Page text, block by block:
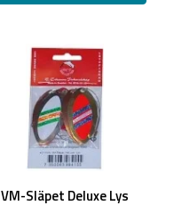
VM-Släpet Deluxe Lys